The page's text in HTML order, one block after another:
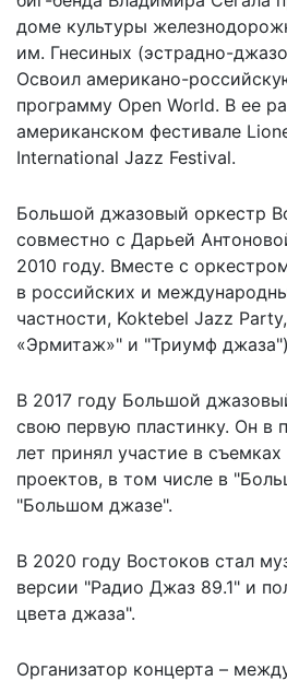
доме культуры
им. Гнесиных (эстрадно-
Освоил американо-
программу Open World. В ее
американском фестивале
International Jazz Festival.
Большой джазовый оркестр
совместно с Дарьей
2010 году. Вместе с
в российских и
частности, Koktebel Jazz
«Эрмитаж»" и "Триумф
В 2017 году Большой
свою первую пластинку. Он в
лет принял участие в съемках
проектов, в том числе в
"Большом джазе".
В 2020 году Востоков стал
версии "Радио Джаз 89.1" и
цвета джаза".
Организатор концерта –